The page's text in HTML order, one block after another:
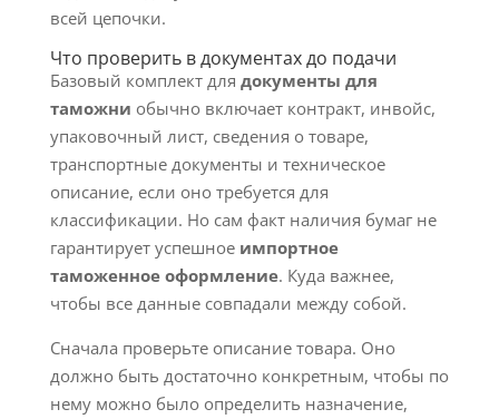
всей цепочки.
Что проверить в документах до подачи
Базовый комплект для документы для
таможни обычно включает контракт, инвойс,
упаковочный лист, сведения о товаре,
транспортные документы и техническое
описание, если оно требуется для
классификации. Но сам факт наличия бумаг не
гарантирует успешное импортное
таможенное оформление. Куда важнее,
чтобы все данные совпадали между собой.
Сначала проверьте описание товара. Оно
должно быть достаточно конкретным, чтобы по
нему можно было определить назначение,